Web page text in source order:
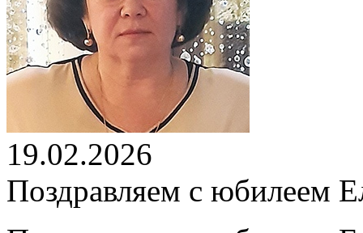
19.02.2026
Поздравляем с юбилеем